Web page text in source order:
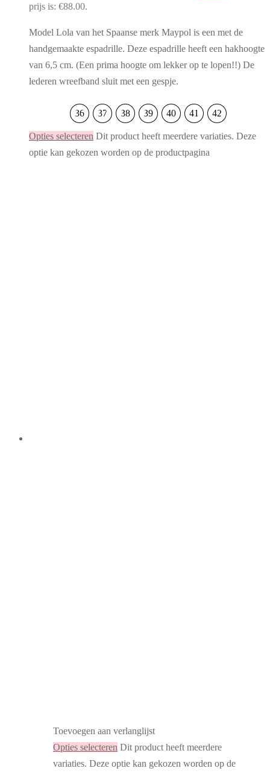
prijs is: €88.00.
Model Lola van het Spaanse merk Maypol is een met de
handgemaakte espadrille. Deze espadrille heeft een hakhoogte
van 6,5 cm. (Een prima hoogte om lekker op te lopen!!) De
lederen wreefband sluit met een gespje.
36 37 38 39 40 41 42
Opties selecteren Dit product heeft meerdere variaties. Deze
optie kan gekozen worden op de productpagina
Toevoegen aan verlanglijst
Opties selecteren Dit product heeft meerdere
variaties. Deze optie kan gekozen worden op de